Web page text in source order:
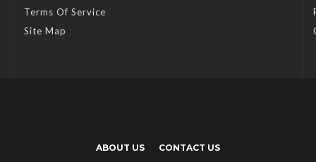
Terms Of Service
Site Map
ABOUT US CONTACT US